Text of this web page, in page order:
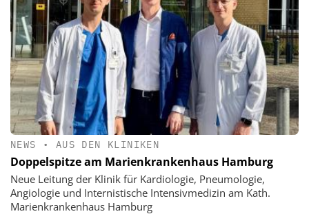
NEWS • AUS DEN KLINIKEN
Doppelspitze am Marienkrankenhaus Hamburg
Neue Leitung der Klinik für Kardiologie, Pneumologie,
Angiologie und Internistische Intensivmedizin am Kath.
Marienkrankenhaus Hamburg